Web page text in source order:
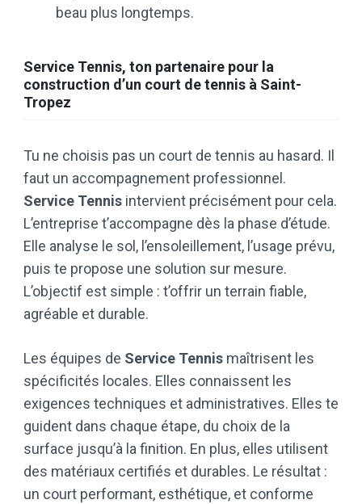
beau plus longtemps.
Service Tennis, ton partenaire pour la
construction d’un court de tennis à Saint-
Tropez
Tu ne choisis pas un court de tennis au hasard. Il
faut un accompagnement professionnel.
Service Tennis intervient précisément pour cela.
L’entreprise t’accompagne dès la phase d’étude.
Elle analyse le sol, l’ensoleillement, l’usage prévu,
puis te propose une solution sur mesure.
L’objectif est simple : t’offrir un terrain fiable,
agréable et durable.
Les équipes de Service Tennis maîtrisent les
spécificités locales. Elles connaissent les
exigences techniques et administratives. Elles te
guident dans chaque étape, du choix de la
surface jusqu’à la finition. En plus, elles utilisent
des matériaux certifiés et durables. Le résultat :
un court performant, esthétique, et conforme